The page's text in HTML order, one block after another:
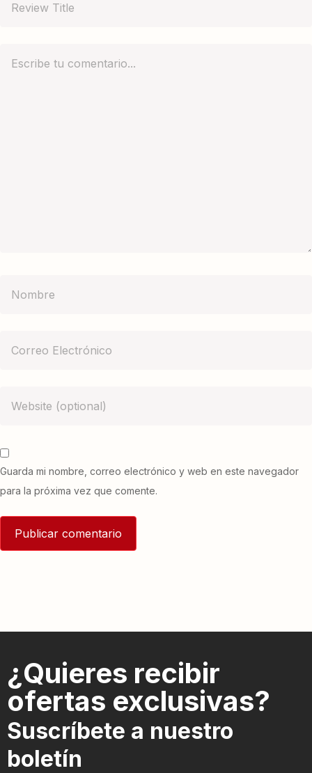
Guarda mi nombre, correo electrónico y web en este navegador
para la próxima vez que comente.
¿Quieres recibir
ofertas exclusivas?
Suscríbete a nuestro
boletín